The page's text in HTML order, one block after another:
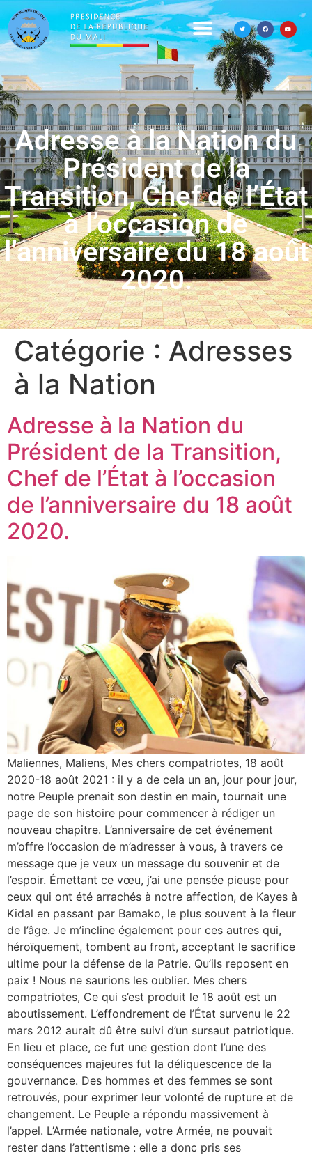
Adresse à la Nation du
Président de la
Transition, Chef de l’État
à l’occasion de
l’anniversaire du 18 août
2020.
Catégorie : Adresses
à la Nation
Adresse à la Nation du
Président de la Transition,
Chef de l’État à l’occasion
de l’anniversaire du 18 août
2020.
Maliennes, Maliens, Mes chers compatriotes, 18 août
2020-18 août 2021 : il y a de cela un an, jour pour jour,
notre Peuple prenait son destin en main, tournait une
page de son histoire pour commencer à rédiger un
nouveau chapitre. L’anniversaire de cet événement
m’offre l’occasion de m’adresser à vous, à travers ce
message que je veux un message du souvenir et de
l’espoir. Émettant ce vœu, j’ai une pensée pieuse pour
ceux qui ont été arrachés à notre affection, de Kayes à
Kidal en passant par Bamako, le plus souvent à la fleur
de l’âge. Je m’incline également pour ces autres qui,
héroïquement, tombent au front, acceptant le sacrifice
ultime pour la défense de la Patrie. Qu’ils reposent en
paix ! Nous ne saurions les oublier. Mes chers
compatriotes, Ce qui s’est produit le 18 août est un
aboutissement. L’effondrement de l’État survenu le 22
mars 2012 aurait dû être suivi d’un sursaut patriotique.
En lieu et place, ce fut une gestion dont l’une des
conséquences majeures fut la déliquescence de la
gouvernance. Des hommes et des femmes se sont
retrouvés, pour exprimer leur volonté de rupture et de
changement. Le Peuple a répondu massivement à
l’appel. L’Armée nationale, votre Armée, ne pouvait
rester dans l’attentisme : elle a donc pris ses